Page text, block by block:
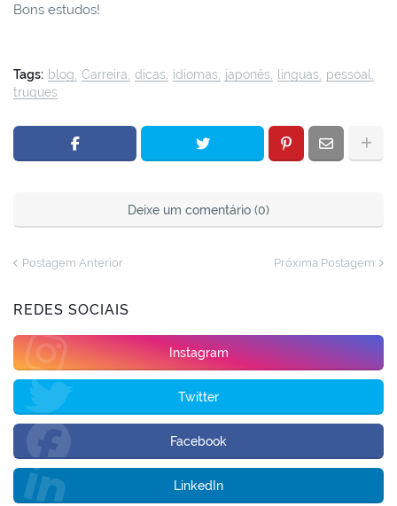
Bons estudos!
Tags: blog Carreira dicas idiomas japonês linguas
pessoal
truques
Deixe um comentário (0)
Postagem Anterior Próxima Postagem
REDES SOCIAIS
Instagram
Twitter
Facebook
LinkedIn